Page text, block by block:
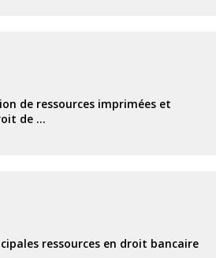
de ressources imprimées et
de ...
ressources en droit bancaire